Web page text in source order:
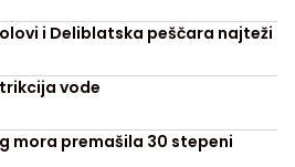
i Deliblatska peščara najteži
vode
mora premašila 30 stepeni